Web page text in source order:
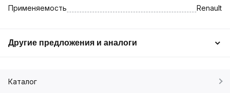
Применяемость Renault
Другие предложения и аналоги
Каталог